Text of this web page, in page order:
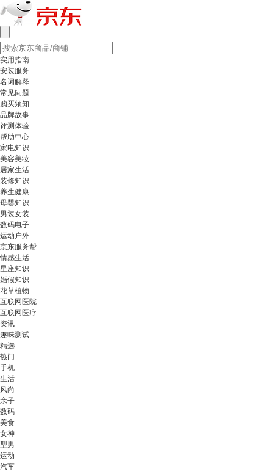
实用指南
安装服务
名词解释
常见问题
购买须知
品牌故事
评测体验
帮助中心
家电知识
美容美妆
居家生活
装修知识
养生健康
母婴知识
男装女装
数码电子
运动户外
京东服务帮
情感生活
星座知识
婚假知识
花草植物
互联网医院
互联网医疗
资讯
趣味测试
精选
热门
手机
生活
风尚
亲子
数码
美食
女神
型男
运动
汽车